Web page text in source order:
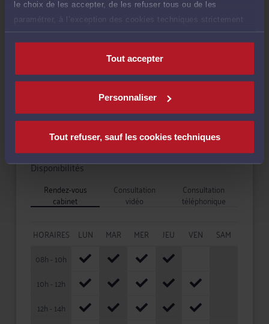
le choix de les accepter, de les refuser tous ou de les
paramétrer, à l’exception des cookies techniques strictement
nécessaires au fonctionnement du site.
Tout accepter
Personnaliser
Tout refuser, sauf les cookies techniques
Droit du travail
Disponibilités
Rendez-vous
cabinet
Consultation
vidéo
Consultation
téléphonique
HORAIRES LUN MAR MER JEU VEN
SAM
08h - 10h
10h - 12h
12h - 14h